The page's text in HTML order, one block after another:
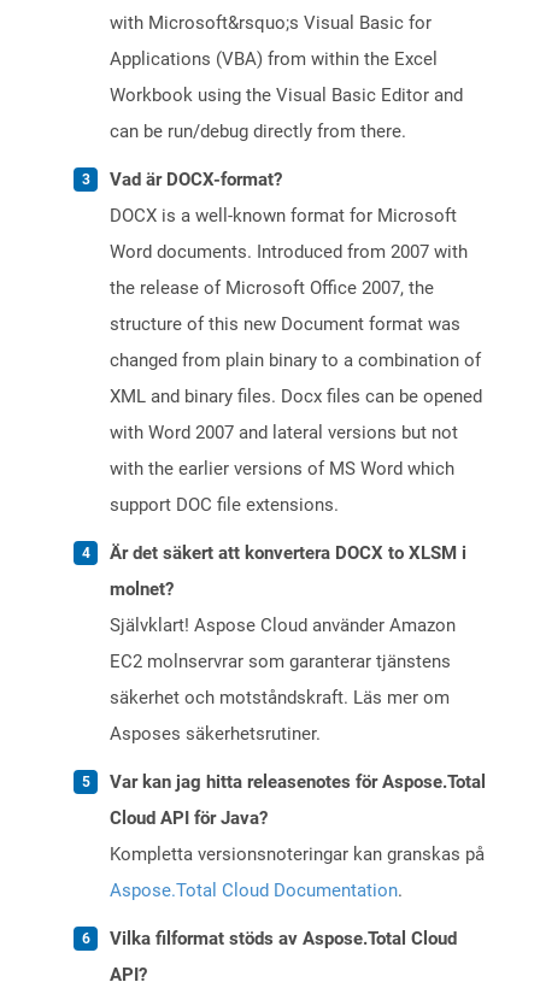
with Microsoft&rsquo;s Visual Basic for
Applications (VBA) from within the Excel
Workbook using the Visual Basic Editor and
can be run/debug directly from there.
Vad är DOCX-format?
DOCX is a well-known format for Microsoft
Word documents. Introduced from 2007 with
the release of Microsoft Office 2007, the
structure of this new Document format was
changed from plain binary to a combination of
XML and binary files. Docx files can be opened
with Word 2007 and lateral versions but not
with the earlier versions of MS Word which
support DOC file extensions.
Är det säkert att konvertera DOCX to XLSM i
molnet?
Självklart! Aspose Cloud använder Amazon
EC2 molnservrar som garanterar tjänstens
säkerhet och motståndskraft. Läs mer om
Asposes säkerhetsrutiner.
Var kan jag hitta releasenotes för Aspose.Total
Cloud API för Java?
Kompletta versionsnoteringar kan granskas på
Aspose.Total Cloud Documentation.
Vilka filformat stöds av Aspose.Total Cloud
API?